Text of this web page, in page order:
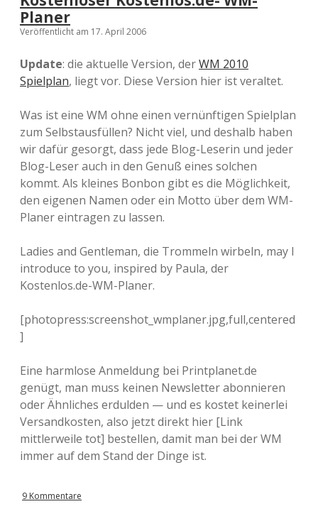
Planer
Veröffentlicht am 17. April 2006
Update: die aktuelle Version, derWM 2010
Spielplan, liegt vor. Diese Version hier ist veraltet.
Was ist eine WM ohne einen vernünftigen Spielplan
zum Selbstausfüllen? Nicht viel, und deshalb haben
wir dafür gesorgt, dass jede Blog-Leserin und jeder
Blog-Leser auch in den Genuß eines solchen
kommt. Als kleines Bonbon gibt es die Möglichkeit,
den eigenen Namen oder ein Motto über dem WM-
Planer eintragen zu lassen.
Ladies and Gentleman, die Trommeln wirbeln, may I
introduce to you, inspired by Paula, der
Kostenlos.de-WM-Planer.
[photopress:screenshot_wmplaner.jpg,full,centered
]
Eine harmlose Anmeldung bei Printplanet.de
genügt, man muss keinen Newsletter abonnieren
oder Ähnliches erdulden — und es kostet keinerlei
Versandkosten, also jetzt direkt hier [Link
mittlerweile tot] bestellen, damit man bei der WM
immer auf dem Stand der Dinge ist.
9 Kommentare